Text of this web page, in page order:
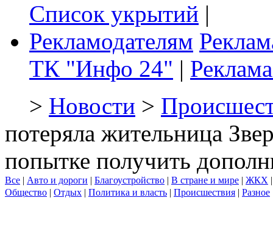
Список укрытий |
Рекламодателям
ТК "Инфо 24" |
> Новости >
потеряла жительница
попытке получить
Все | Авто и дороги | Благоустройство | В стране и мире | ЖКХ
Общество | Отдых | Политика и власть | Происшествия | Разное